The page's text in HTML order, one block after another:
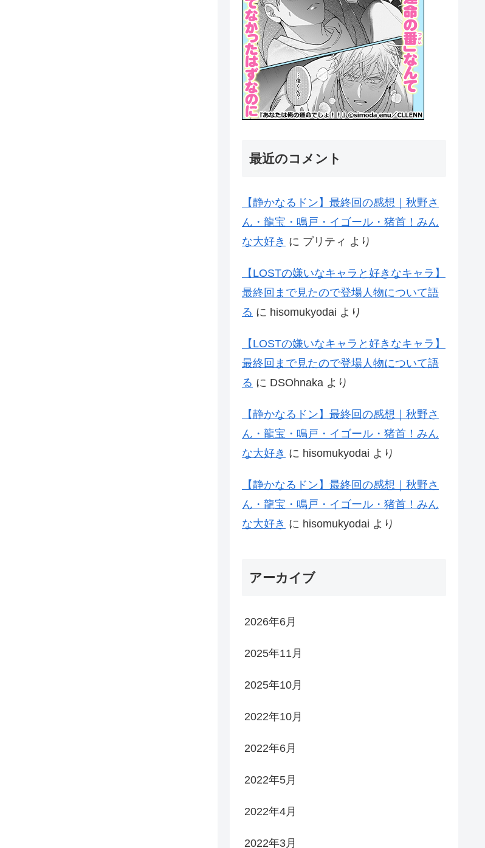
最近のコメント
【静かなるドン】最終回の感想｜秋野さ
ん・龍宝・鳴戸・イゴール・猪首！みん
な大好き に プリティ より
【LOSTの嫌いなキャラと好きなキャラ】
最終回まで見たので登場人物について語
る に hisomukyodai より
【LOSTの嫌いなキャラと好きなキャラ】
最終回まで見たので登場人物について語
る に DSOhnaka より
【静かなるドン】最終回の感想｜秋野さ
ん・龍宝・鳴戸・イゴール・猪首！みん
な大好き に hisomukyodai より
【静かなるドン】最終回の感想｜秋野さ
ん・龍宝・鳴戸・イゴール・猪首！みん
な大好き に hisomukyodai より
アーカイブ
2026年6月
2025年11月
2025年10月
2022年10月
2022年6月
2022年5月
2022年4月
2022年3月